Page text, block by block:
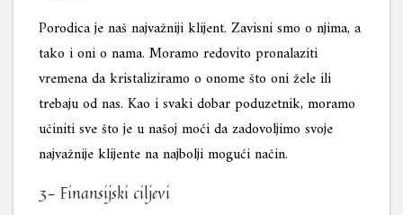
Porodica je naš najvažniji klijent. Zavisni smo o njima, a
tako i oni o nama. Moramo redovito pronalaziti
vremena da kristaliziramo o onome što oni žele ili
trebaju od nas. Kao i svaki dobar poduzetnik, moramo
učiniti sve što je u našoj moći da zadovoljimo svoje
najvažnije klijente na najbolji mogući način.
3- Finansijski ciljevi